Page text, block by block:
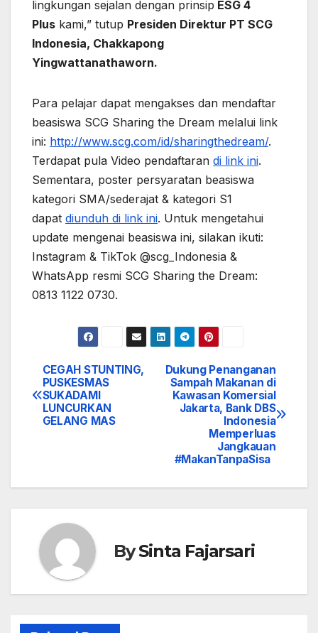
lingkungan sejalan dengan prinsip ESG 4
Plus kami,” tutup Presiden Direktur PT SCG
Indonesia, Chakkapong
Yingwattanathaworn.
Para pelajar dapat mengakses dan mendaftar
beasiswa SCG Sharing the Dream melalui link
ini: http://www.scg.com/id/sharingthedream/.
Terdapat pula Video pendaftaran di link ini.
Sementara, poster persyaratan beasiswa
kategori SMA/sederajat & kategori S1
dapat diunduh di link ini. Untuk mengetahui
update mengenai beasiswa ini, silakan ikuti:
Instagram & TikTok @scg_Indonesia &
WhatsApp resmi SCG Sharing the Dream:
0813 1122 0730.
Navigasi
pos
Dukung Penanganan
Sampah Makanan di
Kawasan Komersial
Jakarta, Bank DBS
Indonesia
Memperluas
Jangkauan
#MakanTanpaSisa
CEGAH STUNTING,
PUSKESMAS
SUKADAMI
LUNCURKAN
GELANG MAS
BySinta Fajarsari